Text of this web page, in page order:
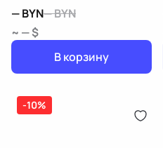
—BYN—BYN
~ — $
В корзину
-10%